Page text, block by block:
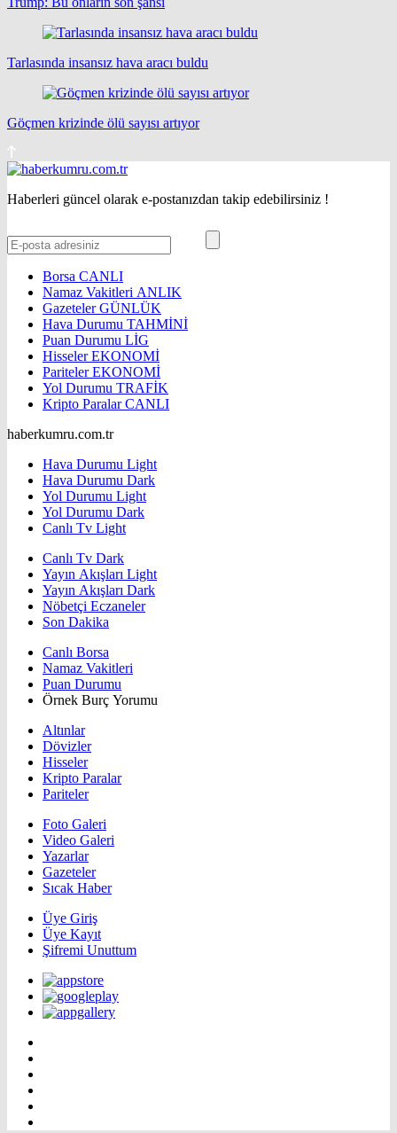
Tarlasında insansız hava aracı buldu
Göçmen krizinde ölü sayısı artıyor
Haberleri güncel olarak e-postanızdan takip edebilirsiniz !
Borsa CANLI
Namaz Vakitleri ANLIK
GazetelerGÜNLÜK
Hava Durumu TAHMİNİ
Puan Durumu LİG
HisselerEKONOMİ
ParitelerEKONOMİ
Yol Durumu TRAFİK
Kripto ParalarCANLI
haberkumru.com.tr
Hava Durumu Light
Hava Durumu Dark
Yol Durumu Light
Yol Durumu Dark
Canlı Tv Light
Canlı Tv Dark
Yayın Akışları Light
Yayın Akışları Dark
Nöbetçi Eczaneler
Son Dakika
Canlı Borsa
Namaz Vakitleri
Puan Durumu
Örnek Burç Yorumu
Altınlar
Dövizler
Hisseler
Kripto Paralar
Pariteler
Foto Galeri
Video Galeri
Yazarlar
Gazeteler
Sıcak Haber
Üye Giriş
Üye Kayıt
Şifremi Unuttum